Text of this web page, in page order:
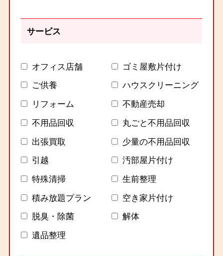
サービス
オフィス店舗
ゴミ屋敷片付け
ご供養
ハウスクリーニング
リフォーム
不動産売却
不用品回収
丸ごと不用品回収
出張買取
少量の不用品回収
引越
汚部屋片付け
特殊清掃
生前整理
積み放題プラン
空き家片付け
脱臭・除菌
解体
遺品整理